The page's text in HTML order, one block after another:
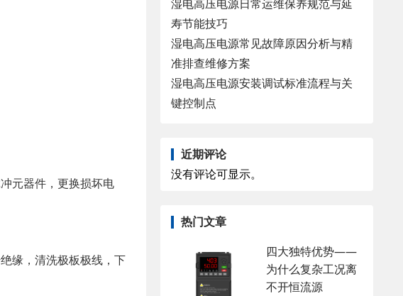
元器件，更换损坏电
缘，清洗极板极线，下
湿电高压电源日常运维保养规范与延
寿节能技巧
湿电高压电源常见故障原因分析与精
准排查维修方案
湿电高压电源安装调试标准流程与关
键控制点
近期评论
没有评论可显示。
热门文章
四大独特优势——
为什么复杂工况离
不开恒流源